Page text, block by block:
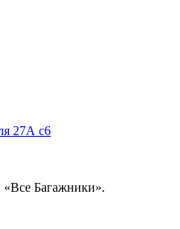
27А с6
«Все Багажники».